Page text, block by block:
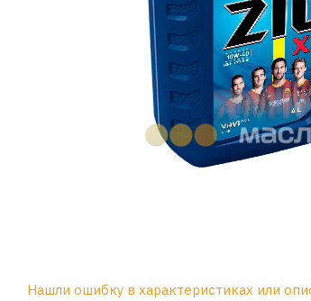
Нашли ошибку в характеристиках или